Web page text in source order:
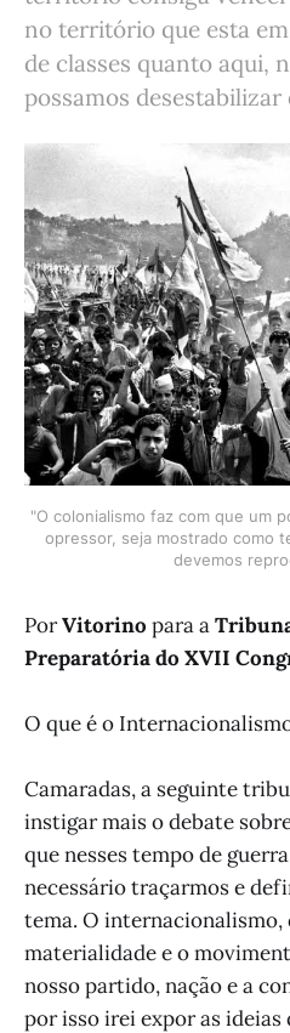
no território que esta
de classes quanto aqui,
possamos
"O colonialismo faz com que um
opressor, seja mostrado como
devemos
PorVitorino para a
Preparatória do XVII
O que é o
Camaradas, a seguinte
instigar mais o debate
que nesses tempo de
necessário traçarmos e
tema. O internacionalismo,
materialidade e o
nosso partido, nação e a
por isso irei expor as